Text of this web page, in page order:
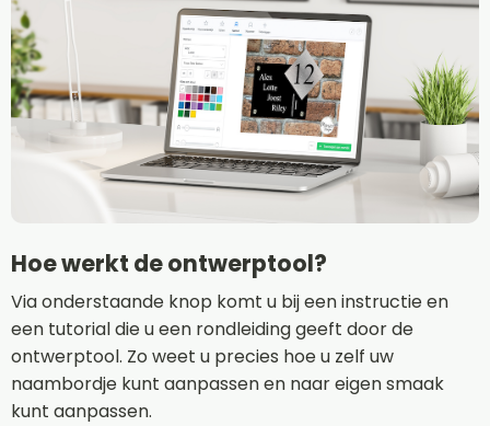
Hoe werkt de ontwerptool?
Via onderstaande knop komt u bij een instructie en
een tutorial die u een rondleiding geeft door de
ontwerptool. Zo weet u precies hoe u zelf uw
naambordje kunt aanpassen en naar eigen smaak
kunt aanpassen.